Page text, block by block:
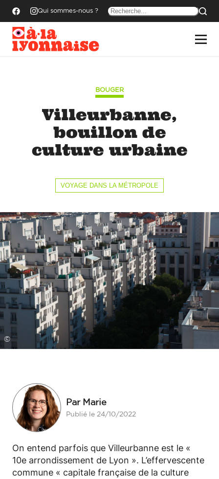
Qui sommes-nous ?
BOUGER
Villeurbanne,
bouillon de
culture urbaine
VOYAGE DANS LA MÉTROPOLE
©
Par Marie
Publié le 24/10/2022
On entend parfois que Villeurbanne est le «
10e arrondissement de Lyon ». L’effervescente
commune « capitale française de la culture